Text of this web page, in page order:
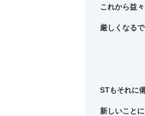
これから益々
厳しくなる
STもそれに
新しいことに